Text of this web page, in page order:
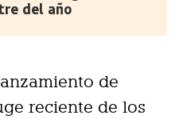
del año
de
reciente de los